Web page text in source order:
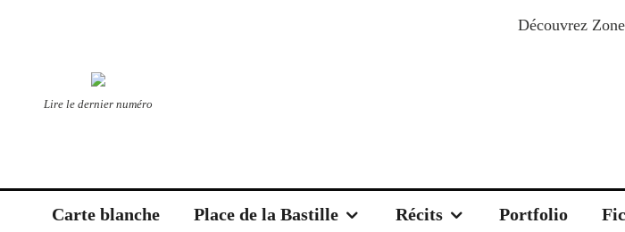
Découvrez
Lire le dernier numéro
Carte blanche Place de la Bastille Récits Portfolio